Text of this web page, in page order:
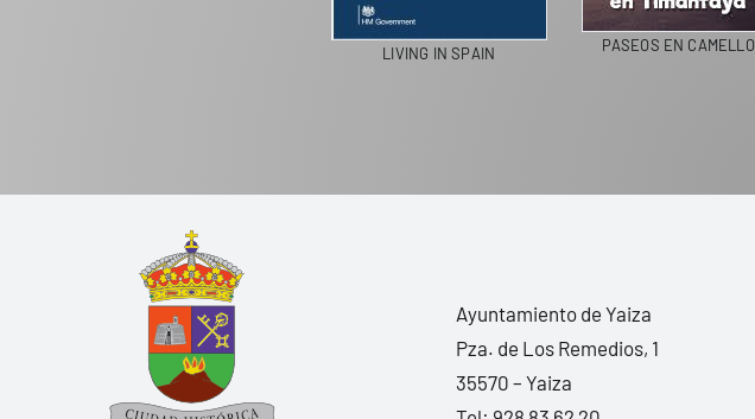
LIVING IN SPAIN PASEOS EN CAMELLO
Ayuntamiento de Yaiza
Pza. de Los Remedios, 1
35570 – Yaiza